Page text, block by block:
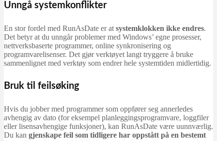
Unngå systemkonflikter
En stor fordel med RunAsDate er at systemklokken ikke endres.
Det betyr at du unngår problemer med Windows’ egne prosesser,
nettverksbaserte programmer, online synkronisering og
programvarelisenser. Det gjør verktøyet langt tryggere å bruke
sammenlignet med verktøy som endrer hele systemtiden midlertidig.
Bruk til feilsøking
Hvis du jobber med programmer som oppfører seg annerledes
avhengig av dato (for eksempel planleggingsprogramvare, loggfiler
eller lisensavhengige funksjoner), kan RunAsDate være uunnværlig.
Du kan gjenskape feil som tidligere har oppstått på en bestemt